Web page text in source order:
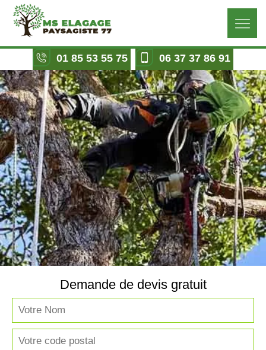
01 85 53 55 75 06 37 37 86 91
Demande de devis gratuit